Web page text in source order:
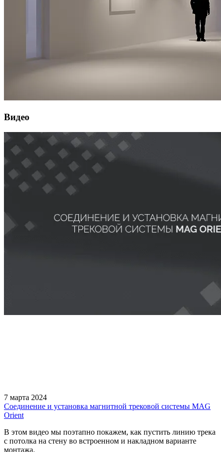
Видео
7 марта 2024
Соединение и установка магнитной трековой системы MAG
Orient
В этом видео мы поэтапно покажем, как пустить линию трека
с потолка на стену во встроенном и накладном варианте
монтажа.